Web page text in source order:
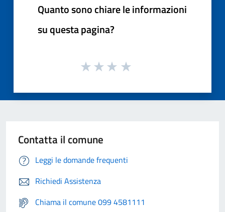
Quanto sono chiare le informazioni
su questa pagina?
Contatta il comune
Leggi le domande frequenti
Richiedi Assistenza
Chiama il comune 099 4581111